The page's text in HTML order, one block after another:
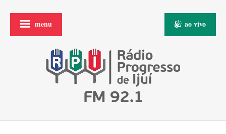
menu ao vivo